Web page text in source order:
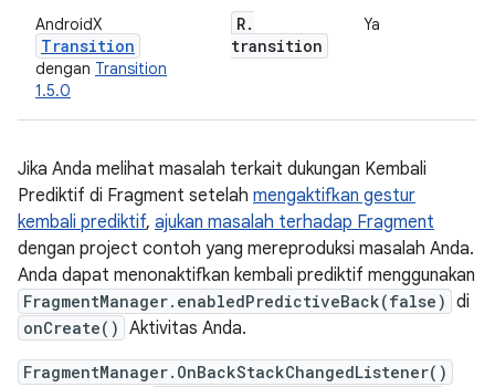
AndroidX
Transition
dengan Transition
1.5.0
R.
transition
Ya
Jika Anda melihat masalah terkait dukungan Kembali
Prediktif di Fragment setelah mengaktifkan gestur
kembali prediktif, ajukan masalah terhadap Fragment
dengan project contoh yang mereproduksi masalah Anda.
Anda dapat menonaktifkan kembali prediktif menggunakan
FragmentManager.enabledPredictiveBack(false) di
onCreate() Aktivitas Anda.
FragmentManager.OnBackStackChangedListener()